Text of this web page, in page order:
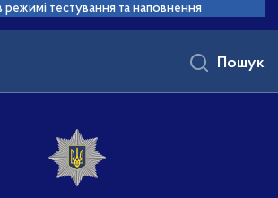
режимі тестування та наповнення
Пошук